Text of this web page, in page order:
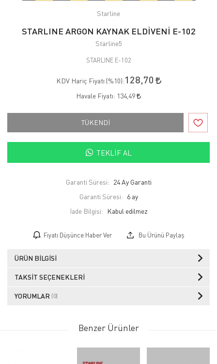
Starline
STARLINE ARGON KAYNAK ELDİVENİ E-102
Starline5
STARLINE E-102
KDV Hariç Fiyatı (%10):128,70
Havale Fiyatı: 134,49
TÜKENDİ
TEKLIF AL
Garanti Süresi: 24 Ay Garanti
Garanti Süresi: 6 ay
İade Bilgisi:
Fiyatı Düşünce Haber Ver Bu Ürünü Paylaş
ÜRÜN BILGISI
TAKSIT SEÇENEKLERI
YORUMLAR (0)
Benzer Ürünler